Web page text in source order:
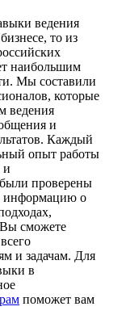
ведения
то из
наибольшим
Мы составили
которые
ведения
и
Каждый
опыт работы
и
проверены
информацию о
сможете
и задачам. Для
в
поможет вам